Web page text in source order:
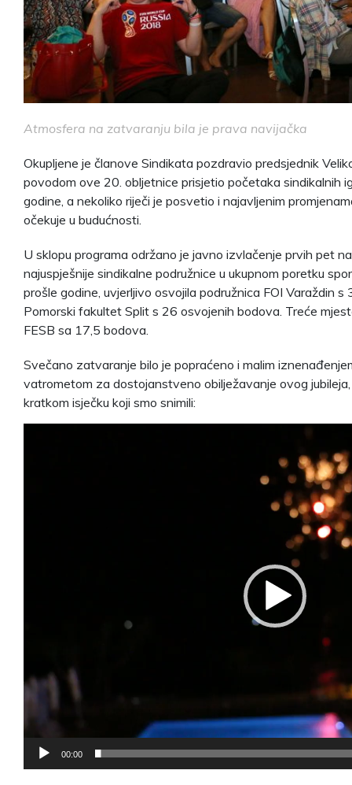
Atmosfera na zatvaranju bila je prava navijačka
Okupljene je članove Sindikata pozdravio predsjednik
povodom ove 20. obljetnice prisjetio početaka sindikalnih
godine, a nekoliko riječi je posvetio i najavljenim
očekuje u budućnosti.
U sklopu programa održano je javno izvlačenje prvih pet
najuspješnije sindikalne podružnice u ukupnom poretku
prošle godine, uvjerljivo osvojila podružnica FOI Varaždin
Pomorski fakultet Split s 26 osvojenih bodova. Treće
FESB sa 17,5 bodova.
Svečano zatvaranje bilo je popraćeno i malim
vatrometom za dostojanstveno obilježavanje ovog
kratkom isječku koji smo snimili:
00:00